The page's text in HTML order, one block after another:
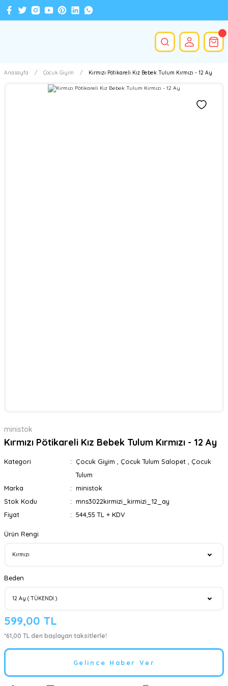
Anasayfa Çocuk Giyim Kırmızı Pötikareli Kız Bebek Tulum Kırmızı - 12 Ay
ministok
Kırmızı Pötikareli Kız Bebek Tulum Kırmızı - 12 Ay
Kategori Çocuk Giyim Çocuk Tulum Salopet
Çocuk
Tulum
Marka
ministok
Stok Kodu
mns3022kirmizi_kirmizi_12_ay
Fiyat
544,55 TL + KDV
Ürün Rengi
Beden
599,00 TL
*61,00 TL den başlayan taksitlerle!
Gelince Haber Ver